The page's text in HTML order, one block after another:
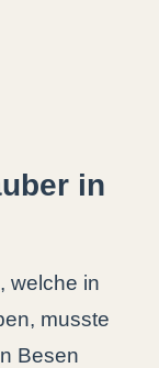
in
welche in
musste
Besen